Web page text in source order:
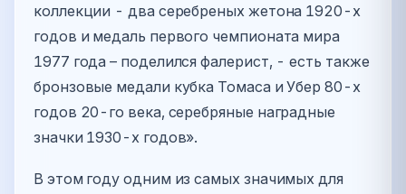
коллекции - два серебреных жетона 1920-х
годов и медаль первого чемпионата мира
1977 года – поделился фалерист, - есть также
бронзовые медали кубка Томаса и Убер 80-х
годов 20-го века, серебряные наградные
значки 1930-х годов».
В этом году одним из самых значимых для